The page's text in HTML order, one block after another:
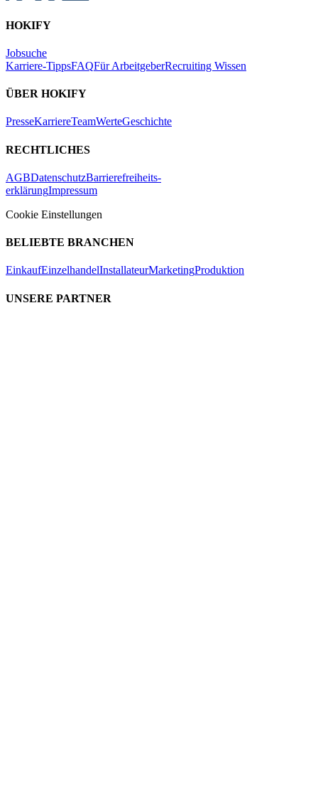
HOKIFY
Jobsuche
Karriere-TippsFAQFür ArbeitgeberRecruiting Wissen
ÜBER HOKIFY
PresseKarriereTeamWerteGeschichte
RECHTLICHES
AGBDatenschutzBarrierefreiheits-
erklärungImpressum
Cookie Einstellungen
BELIEBTE BRANCHEN
EinkaufEinzelhandelInstallateurMarketingProduktion
UNSERE PARTNER